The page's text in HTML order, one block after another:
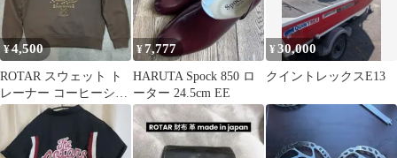
¥4,500
ROTAR スウェット ト
レーナー コーヒーショ
ップ
¥ 7,777
HARUTA Spock 850 ロ
ーター 24.5cm EE
¥30,000
クイントレックスE13